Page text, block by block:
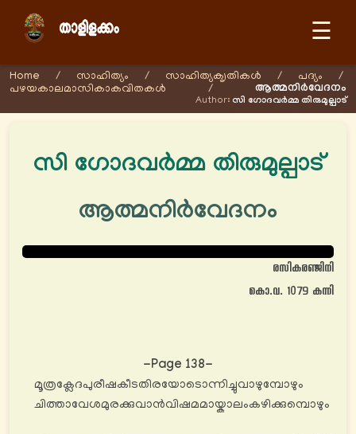
☰
Home / സാഹിത്യം / സാഹിത്യക‍ൃതികള്‍ / പദ്യം
/
പഴയകാലമാസികാകവിതകള്‍
/ ആത്മനിര്‍വേദനം
Author: സി ഗോദവർമ്മ തിരുമുല്പാട്
സി ഗോദവർമ്മ തിരുമുല്പാട്
ആത്മനിര്‍വേദനം
രസികരഞ്ജിനി
കൊ.വ. 1079 കന്നി
-Page 138-
മൂത്രക്ലേദപുരീഷകീടതിരയോടൊന്നിച്ചുവാഴുമ്പോഴും
ചിത്താവേശമുരക്കുവാൻവിഷമമായ്കാലംകഴിക്കുമ്പൊഴും